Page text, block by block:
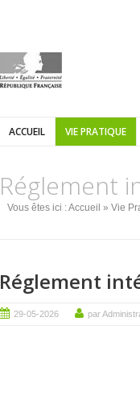
ACCUEIL VIE PRATIQUE
Réglement
Vous êtes ici :Accueil » Vie
Réglement
29-05-2026 par